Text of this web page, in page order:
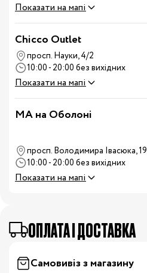
Показати на мапі
Chicco Outlet
просп. Науки, 4/2
10:00 - 20:00 без вихідних
Показати на мапі
MA на Оболоні
просп. Володимира Івасюка, 19
10:00 - 20:00 без вихідних
Показати на мапі
OПЛАТА І ДОСТАВКА
Самовивіз з магазину